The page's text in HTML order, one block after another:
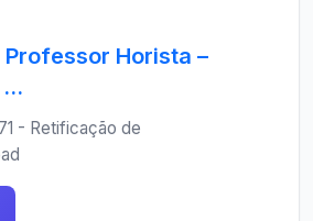
Horista –
- Retificação de